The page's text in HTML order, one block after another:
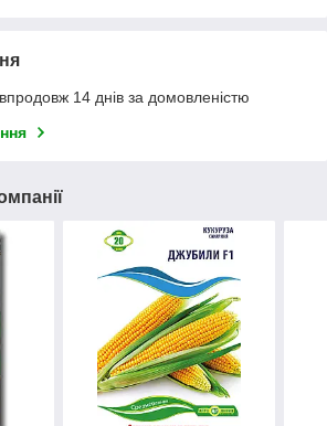
14 днів за домовленістю